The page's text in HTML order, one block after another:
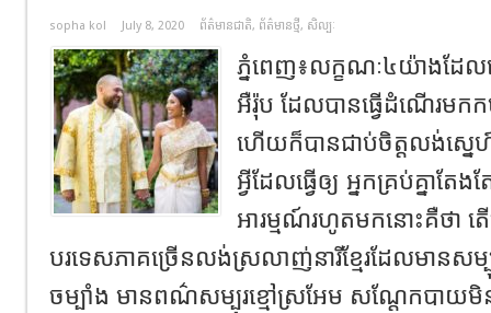
sopha kol July 8, 2020 ព័ត៌មានជាតិ, ព័ត៌មានថ្មី, សិល្បៈ
ភ្នំពេញ៖លក្ខណៈ៤យ៉ាងដែល
អឺរ៉ុប ដែល​បានធ្វើ​ដំណើរមក​ក
ហើយ​ក៏​បានជាប់ចិត្តលង់សេ្នហ៍
អ្វី​ដែល​ធ្វើ​ឲ្យ អ្នកគ្រប់​គ្នាត
អារម្មណ៍រហូតមក​​នោះ​គឺថា ​ត
បរទេស​ភាគ​ច្រើន​លង់​ស្រលាញ់នារី​​ខ្មែរដែល​មាន​ស
ចម្បាំង ​​មាន​ពណ៌សម្បុរខ្មៅ​​ស្រអែម ​សណ្តែក​បាយ​